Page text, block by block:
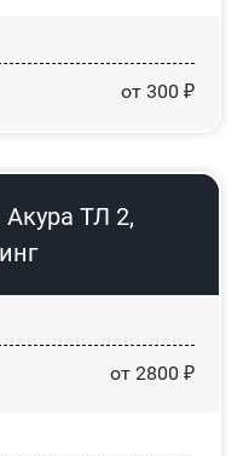
от 300 ₽
Акура ТЛ 2,
от 2800 ₽